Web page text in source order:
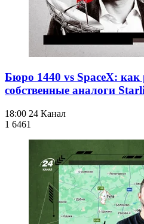
Бюро 1440 vs SpaceX: как
собственные аналоги
18:00 24 Канал
1 6461